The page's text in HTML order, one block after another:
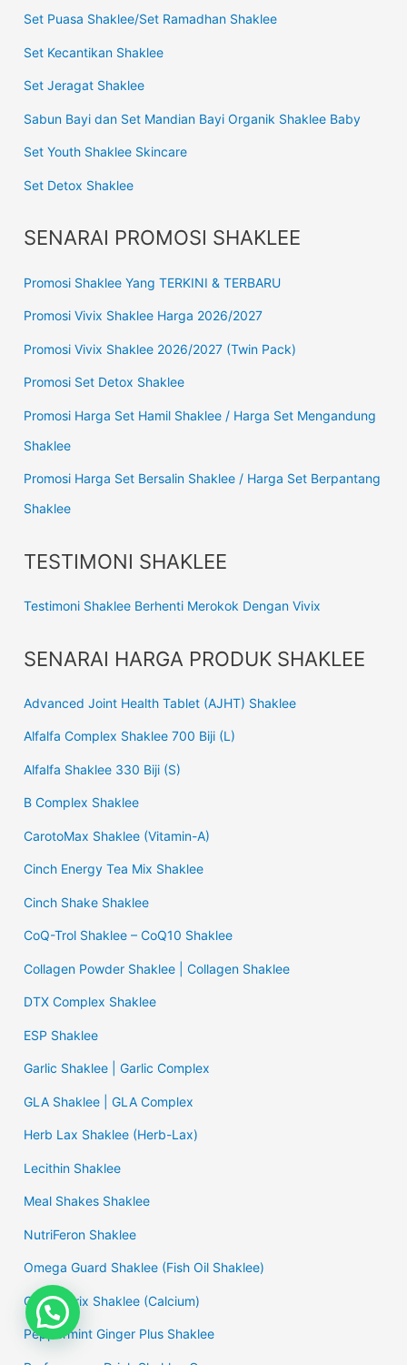
Set Puasa Shaklee/Set Ramadhan Shaklee
Set Kecantikan Shaklee
Set Jeragat Shaklee
Sabun Bayi dan Set Mandian Bayi Organik Shaklee Baby
Set Youth Shaklee Skincare
Set Detox Shaklee
SENARAI PROMOSI SHAKLEE
Promosi Shaklee Yang TERKINI & TERBARU
Promosi Vivix Shaklee Harga 2026/2027
Promosi Vivix Shaklee 2026/2027 (Twin Pack)
Promosi Set Detox Shaklee
Promosi Harga Set Hamil Shaklee / Harga Set Mengandung
Shaklee
Promosi Harga Set Bersalin Shaklee / Harga Set Berpantang
Shaklee
TESTIMONI SHAKLEE
Testimoni Shaklee Berhenti Merokok Dengan Vivix
SENARAI HARGA PRODUK SHAKLEE
Advanced Joint Health Tablet (AJHT) Shaklee
Alfalfa Complex Shaklee 700 Biji (L)
Alfalfa Shaklee 330 Biji (S)
B Complex Shaklee
CarotoMax Shaklee (Vitamin-A)
Cinch Energy Tea Mix Shaklee
Cinch Shake Shaklee
CoQ-Trol Shaklee – CoQ10 Shaklee
Collagen Powder Shaklee | Collagen Shaklee
DTX Complex Shaklee
ESP Shaklee
Garlic Shaklee | Garlic Complex
GLA Shaklee | GLA Complex
Herb Lax Shaklee (Herb-Lax)
Lecithin Shaklee
Meal Shakes Shaklee
NutriFeron Shaklee
Omega Guard Shaklee (Fish Oil Shaklee)
OsteMatrix Shaklee (Calcium)
Peppermint Ginger Plus Shaklee